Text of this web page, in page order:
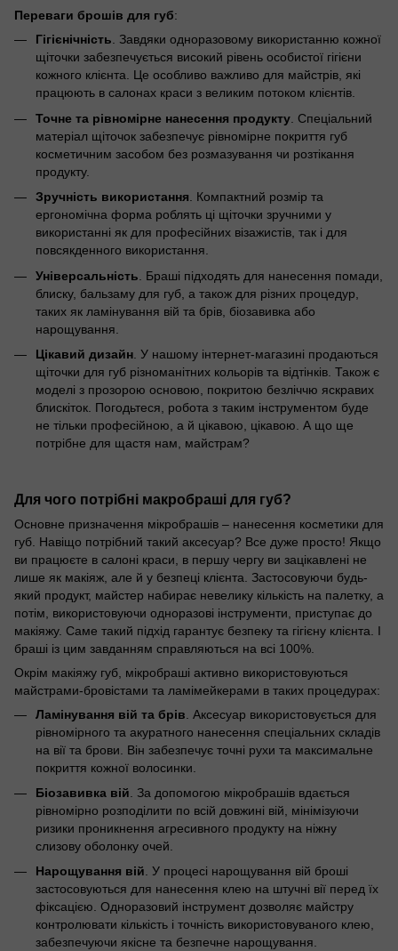
Переваги брошів для губ:
Гігієнічність. Завдяки одноразовому використанню кожної
щіточки забезпечується високий рівень особистої гігієни
кожного клієнта. Це особливо важливо для майстрів, які
працюють в салонах краси з великим потоком клієнтів.
Точне та рівномірне нанесення продукту . Спеціальний
матеріал щіточок забезпечує рівномірне покриття губ
косметичним засобом без розмазування чи розтікання
продукту.
Зручність використання . Компактний розмір та
ергономічна форма роблять ці щіточки зручними у
використанні як для професійних візажистів, так і для
повсякденного використання.
Універсальність . Браші підходять для нанесення помади,
блиску, бальзаму для губ, а також для різних процедур,
таких як ламінування вій та брів, біозавивка або
нарощування.
Цікавий дизайн . У нашому інтернет-магазині продаються
щіточки для губ різноманітних кольорів та відтінків. Також є
моделі з прозорою основою, покритою безліччю яскравих
блискіток. Погодьтеся, робота з таким інструментом буде
не тільки професійною, а й цікавою, цікавою. А що ще
потрібне для щастя нам, майстрам?
Для чого потрібні макробраші для губ?
Основне призначення мікробрашів – нанесення косметики для
губ. Навіщо потрібний такий аксесуар? Все дуже просто! Якщо
ви працюєте в салоні краси, в першу чергу ви зацікавлені не
лише як макіяж, але й у безпеці клієнта. Застосовуючи будь-
який продукт, майстер набирає невелику кількість на палетку, а
потім, використовуючи одноразові інструменти, приступає до
макіяжу. Саме такий підхід гарантує безпеку та гігієну клієнта. І
браші із цим завданням справляються на всі 100%.
Окрім макіяжу губ, мікробраші активно використовуються
майстрами-бровістами та ламімейкерами в таких процедурах:
Ламінування вій та брів . Аксесуар використовується для
рівномірного та акуратного нанесення спеціальних складів
на вії та брови. Він забезпечує точні рухи та максимальне
покриття кожної волосинки.
Біозавивка вій . За допомогою мікробрашів вдається
рівномірно розподілити по всій довжині вій, мінімізуючи
ризики проникнення агресивного продукту на ніжну
слизову оболонку очей.
Нарощування вій. У процесі нарощування вій броші
застосовуються для нанесення клею на штучні вії перед їх
фіксацією. Одноразовий інструмент дозволяє майстру
контролювати кількість і точність використовуваного клею,
забезпечуючи якісне та безпечне нарощування.